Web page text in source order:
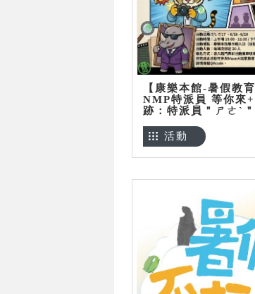
【康樂本館-暑假教
NMP特派員 等你來
跡：特派員＂ㄕㄜˋ
活動